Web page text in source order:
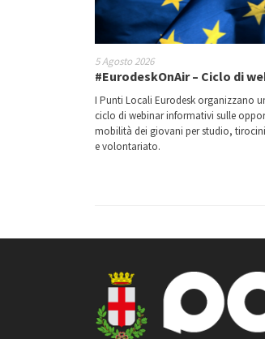
5 Agosto 2026
#EurodeskOnAir – Ciclo di
I Punti Locali Eurodesk organizzano
ciclo di webinar informativi sulle
mobilità dei giovani per studio,
e volontariato.